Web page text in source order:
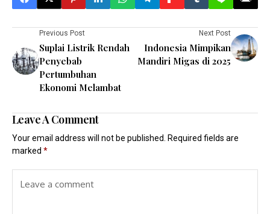
Previous Post
Suplai Listrik Rendah
Penyebab
Pertumbuhan
Ekonomi Melambat
Next Post
Indonesia Mimpikan
Mandiri Migas di 2025
Leave A Comment
Your email address will not be published. Required fields are
marked *